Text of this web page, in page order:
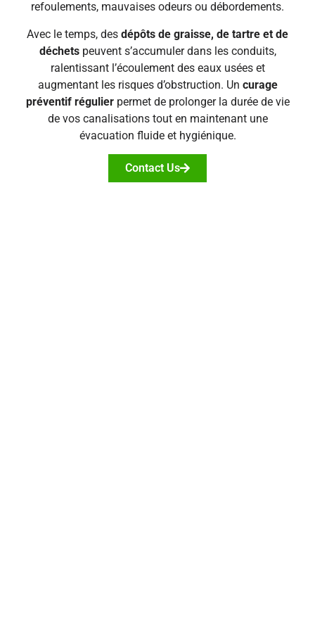
refoulements, mauvaises odeurs ou débordements.
Avec le temps, des dépôts de graisse, de tartre et de
déchetspeuvent s’accumuler dans les conduits,
ralentissant l’écoulement des eaux usées et
augmentant les risques d’obstruction. Un curage
préventif régulierpermet de prolonger la durée de vie
de vos canalisations tout en maintenant une
évacuation fluide et hygiénique.
Contact Us